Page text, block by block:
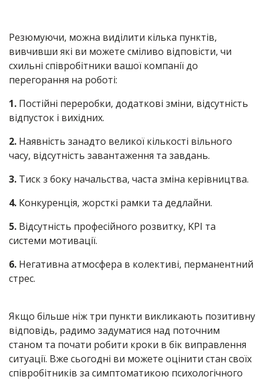
Резюмуючи, можна виділити кілька пунктів,
вивчивши які ви можете сміливо відповісти, чи
схильні співробітники вашої компанії до
перегорання на роботі:
1. Постійні переробки, додаткові зміни, відсутність
відпусток і вихідних.
2. Наявність занадто великої кількості вільного
часу, відсутність завантаження та завдань.
3. Тиск з боку начальства, часта зміна керівництва.
4. Конкуренція, жорсткі рамки та дедлайни.
5. Відсутність професійного розвитку, KPI та
системи мотивації.
6. Негативна атмосфера в колективі, перманентний
стрес.
Якщо більше ніж три пункти викликають позитивну
відповідь, радимо задуматися над поточним
станом та почати робити кроки в бік виправлення
ситуації. Вже сьогодні ви можете оцінити стан своїх
співробітників за симптоматикою психологічного